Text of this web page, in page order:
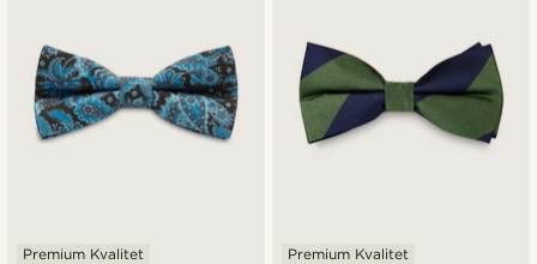
Premium Kvalitet Premium Kvalitet